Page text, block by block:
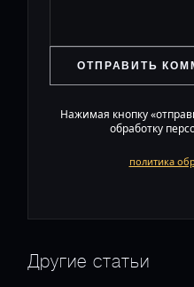
ОТПРАВИТЬ
Нажимая кнопку
обработку
политика
Другие статьи